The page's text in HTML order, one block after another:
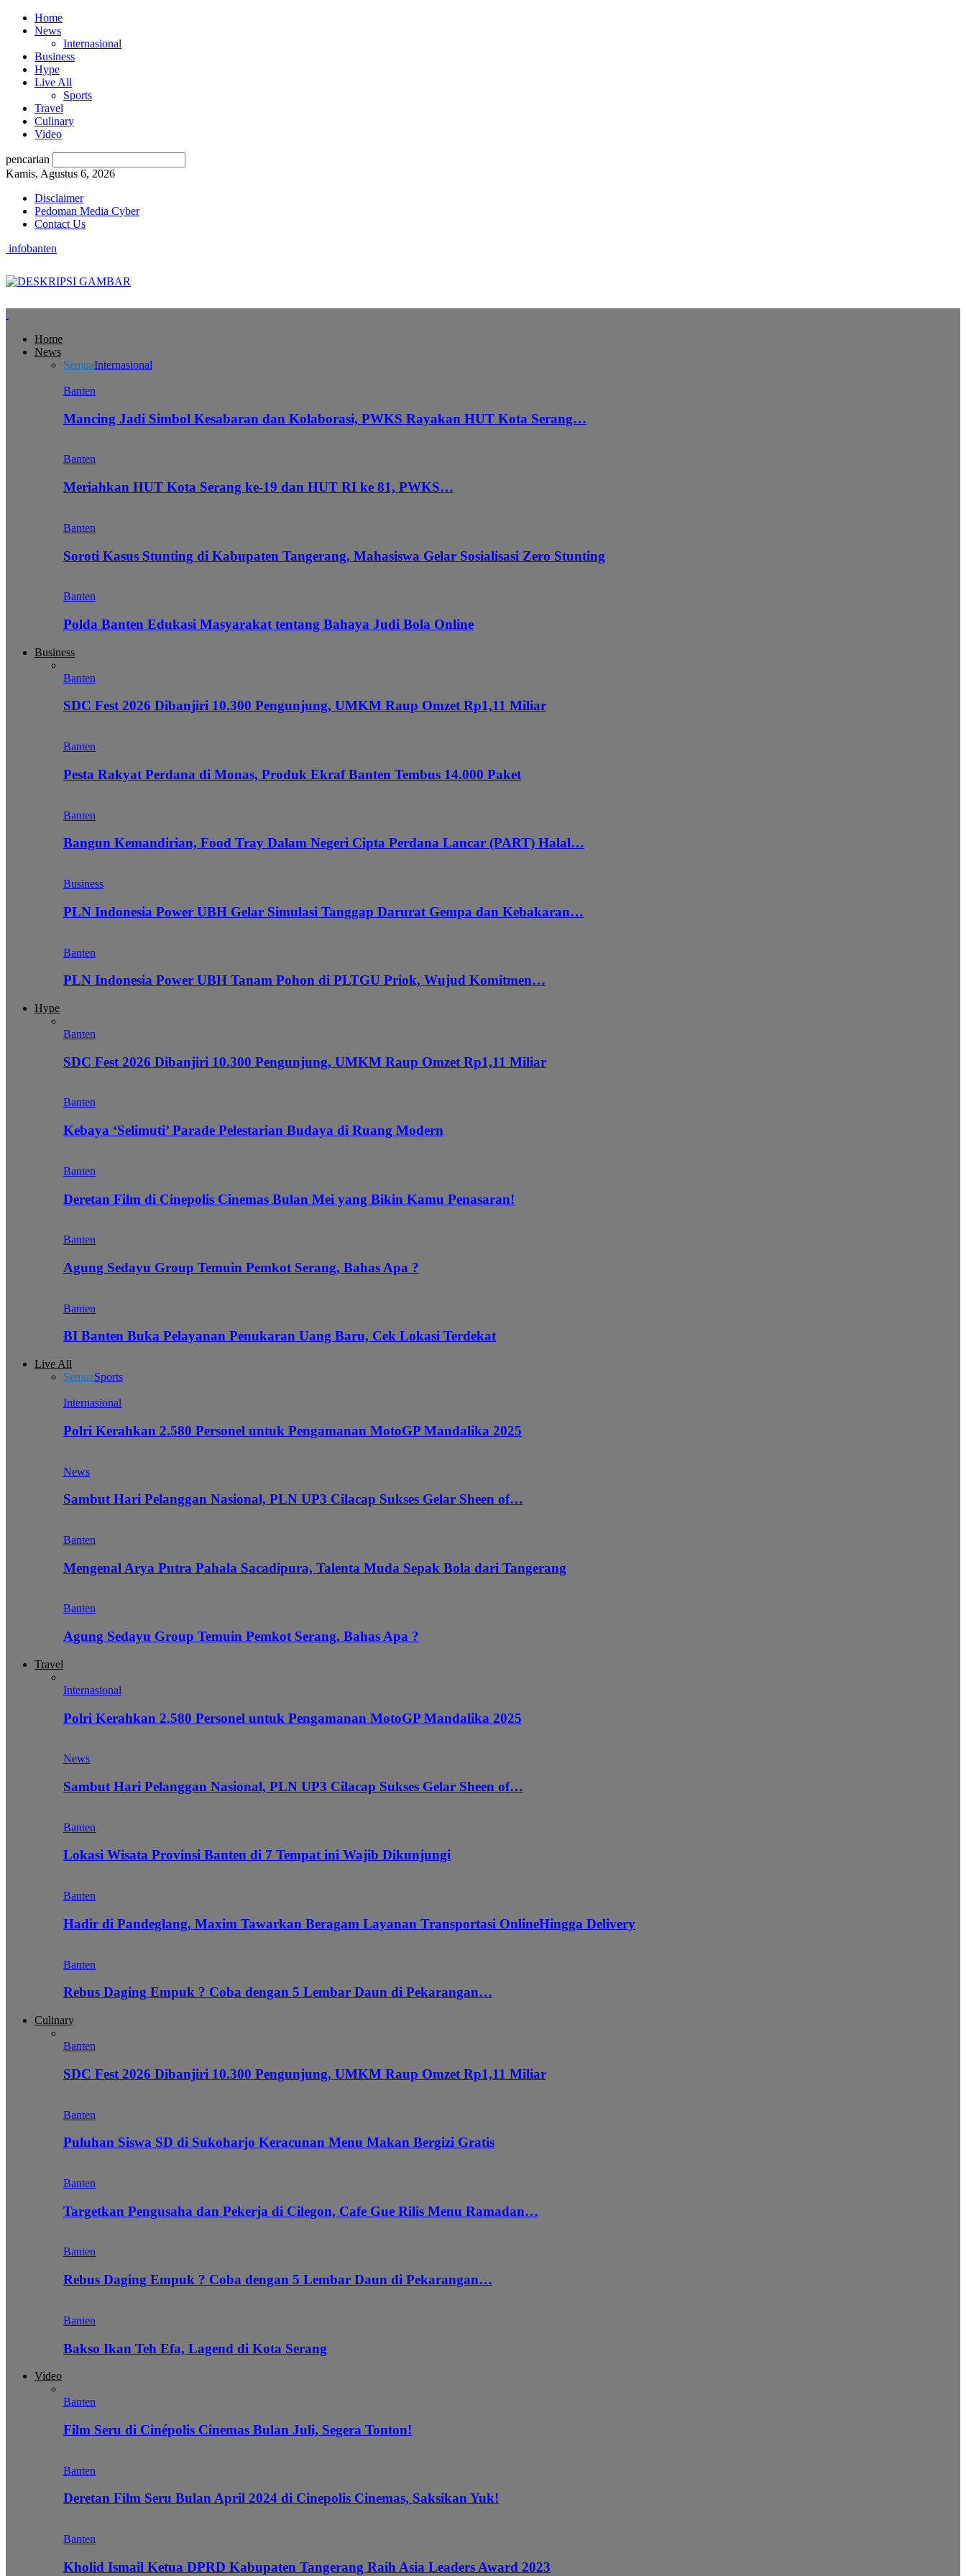
Home
News
Internasional
Business
Hype
Live All
Sports
Travel
Culinary
Video
pencarian
Kamis, Agustus 6, 2026
Disclaimer
Pedoman Media Cyber
Contact Us
infobanten
Home
News
SemuaInternasional
Banten
Mancing Jadi Simbol Kesabaran dan Kolaborasi, PWKS Rayakan HUT Kota Serang…
Banten
Meriahkan HUT Kota Serang ke-19 dan HUT RI ke 81, PWKS…
Banten
Soroti Kasus Stunting di Kabupaten Tangerang, Mahasiswa Gelar Sosialisasi Zero Stunting
Banten
Polda Banten Edukasi Masyarakat tentang Bahaya Judi Bola Online
Business
Banten
SDC Fest 2026 Dibanjiri 10.300 Pengunjung, UMKM Raup Omzet Rp1,11 Miliar
Banten
Pesta Rakyat Perdana di Monas, Produk Ekraf Banten Tembus 14.000 Paket
Banten
Bangun Kemandirian, Food Tray Dalam Negeri Cipta Perdana Lancar (PART) Halal…
Business
PLN Indonesia Power UBH Gelar Simulasi Tanggap Darurat Gempa dan Kebakaran…
Banten
PLN Indonesia Power UBH Tanam Pohon di PLTGU Priok, Wujud Komitmen…
Hype
Banten
SDC Fest 2026 Dibanjiri 10.300 Pengunjung, UMKM Raup Omzet Rp1,11 Miliar
Banten
Kebaya ‘Selimuti’ Parade Pelestarian Budaya di Ruang Modern
Banten
Deretan Film di Cinepolis Cinemas Bulan Mei yang Bikin Kamu Penasaran!
Banten
Agung Sedayu Group Temuin Pemkot Serang, Bahas Apa ?
Banten
BI Banten Buka Pelayanan Penukaran Uang Baru, Cek Lokasi Terdekat
Live All
SemuaSports
Internasional
Polri Kerahkan 2.580 Personel untuk Pengamanan MotoGP Mandalika 2025
News
Sambut Hari Pelanggan Nasional, PLN UP3 Cilacap Sukses Gelar Sheen of…
Banten
Mengenal Arya Putra Pahala Sacadipura, Talenta Muda Sepak Bola dari Tangerang
Banten
Agung Sedayu Group Temuin Pemkot Serang, Bahas Apa ?
Travel
Internasional
Polri Kerahkan 2.580 Personel untuk Pengamanan MotoGP Mandalika 2025
News
Sambut Hari Pelanggan Nasional, PLN UP3 Cilacap Sukses Gelar Sheen of…
Banten
Lokasi Wisata Provinsi Banten di 7 Tempat ini Wajib Dikunjungi
Banten
Hadir di Pandeglang, Maxim Tawarkan Beragam Layanan Transportasi OnlineHingga Delivery
Banten
Rebus Daging Empuk ? Coba dengan 5 Lembar Daun di Pekarangan…
Culinary
Banten
SDC Fest 2026 Dibanjiri 10.300 Pengunjung, UMKM Raup Omzet Rp1,11 Miliar
Banten
Puluhan Siswa SD di Sukoharjo Keracunan Menu Makan Bergizi Gratis
Banten
Targetkan Pengusaha dan Pekerja di Cilegon, Cafe Gue Rilis Menu Ramadan…
Banten
Rebus Daging Empuk ? Coba dengan 5 Lembar Daun di Pekarangan…
Banten
Bakso Ikan Teh Efa, Lagend di Kota Serang
Video
Banten
Film Seru di Cinépolis Cinemas Bulan Juli, Segera Tonton!
Banten
Deretan Film Seru Bulan April 2024 di Cinepolis Cinemas, Saksikan Yuk!
Banten
Kholid Ismail Ketua DPRD Kabupaten Tangerang Raih Asia Leaders Award 2023